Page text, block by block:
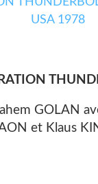
GOLAN
et Klaus